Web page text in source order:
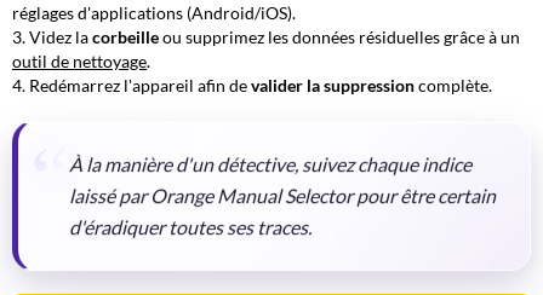
réglages d'applications (Android/iOS).
Videz lacorbeilleou supprimez les données résiduelles grâce à un
outil de nettoyage.
Redémarrez l'appareil afin devalider la suppressioncomplète.
À la manière d'un détective, suivez chaque indice
laissé par Orange Manual Selector pour être certain
d'éradiquer toutes ses traces.